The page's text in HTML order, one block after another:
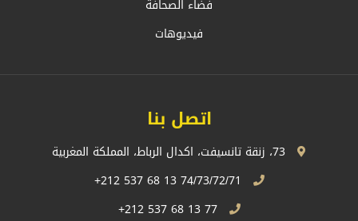
فضاء الصحافة
فيديوهات
اتصل بنا
77 13 68 537 212+